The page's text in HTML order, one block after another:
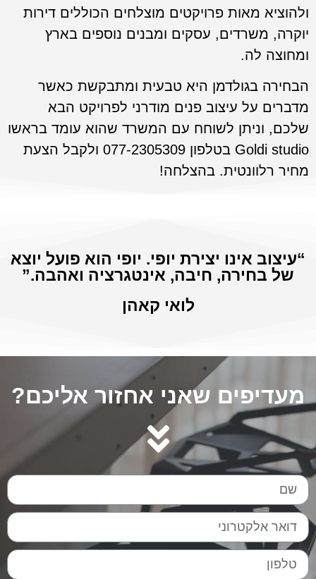
ולהוציא מאות פרויקטים מוצלחים הכוללים דירות
יוקרה, משרדים, עסקים ומבנים נוספים בארץ
ומחוצה לה.
הבחירה בגולדמן היא טבעית ומתבקשת כאשר
מדברים על עיצוב פנים מודרני לפרויקט הבא
שלכם, וניתן לשוחח עם המשרד שהוא עומד בראשו
Goldi studio בטלפון 077-2305309 ולקבל הצעת
מחיר רלוונטית. בהצלחה!
“עיצוב אינו יצירת יופי. יופי הוא פועל יוצא
של בחירה, חיבה, אינטגרציה ואהבה.”
לואי קאהן
מעדיפים שאני אחזור אליכם?